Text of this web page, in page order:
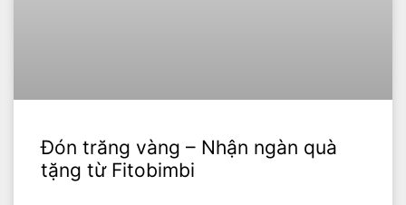
Đón trăng vàng – Nhận ngàn quà
tặng từ Fitobimbi